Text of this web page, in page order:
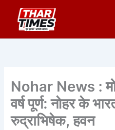
content
Nohar News :
वर्ष पूर्ण: नोहर के
रुद्राभिषेक, हवन